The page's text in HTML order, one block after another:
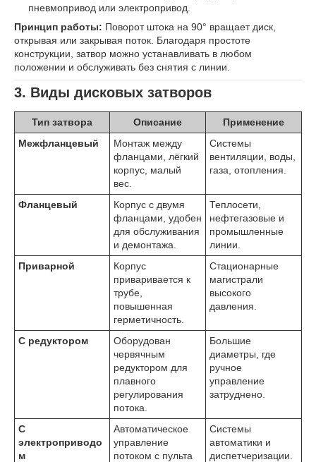
пневмопривод или электропривод.
Принцип работы: Поворот штока на 90° вращает диск,
открывая или закрывая поток. Благодаря простоте
конструкции, затвор можно устанавливать в любом
положении и обслуживать без снятия с линии.
3. Виды дисковых затворов
Тип затвора Описание
Применение
Межфланцевый
Монтаж между
фланцами, лёгкий
корпус, малый
вес.
Системы
вентиляции, воды,
газа, отопления.
Фланцевый
Корпус с двумя
фланцами, удобен
для обслуживания
и демонтажа.
Теплосети,
нефтегазовые и
промышленные
линии.
Приварной
Корпус
приваривается к
трубе,
повышенная
герметичность.
Стационарные
магистрали
высокого
давления.
С редуктором
Оборудован
червячным
редуктором для
плавного
регулирования
потока.
Большие
диаметры, где
ручное
управление
затруднено.
С
электроприводо
м
Автоматическое
управление
потоком с пульта
Системы
автоматики и
диспетчеризации.